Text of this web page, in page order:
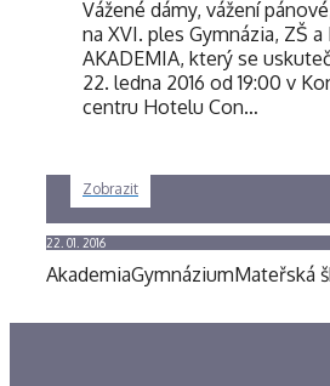
Vážené dámy, vážení
na XVI. ples Gymnázia, ZŠ a
AKADEMIA, který se
22. ledna 2016 od 19:00 v
centru Hotelu Con…
Zobrazit
22. 01. 2016
AkademiaGymnáziumMateřská